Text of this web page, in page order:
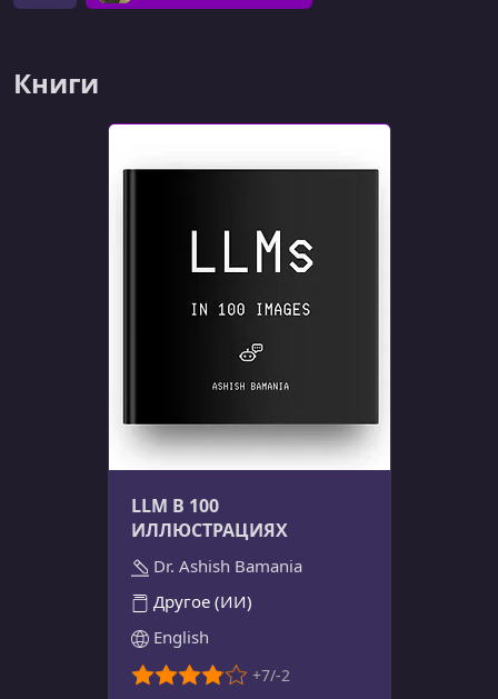
Книги
LLM В 100
ИЛЛЮСТРАЦИЯХ
Dr. Ashish Bamania
Другое (ИИ)
English